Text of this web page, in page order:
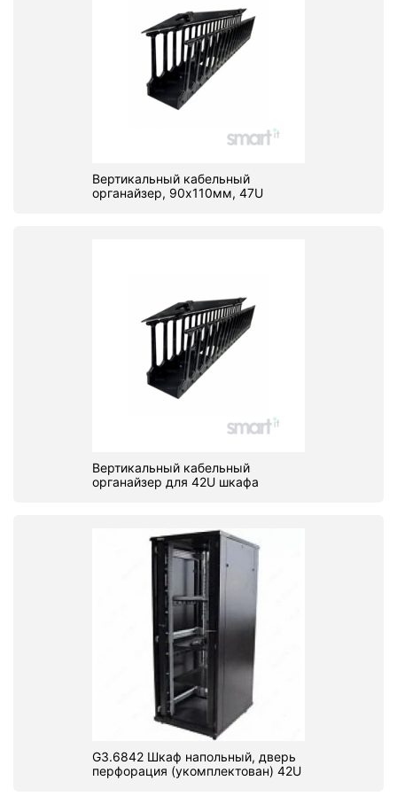
Вертикальный кабельный
органайзер, 90х110мм, 47U
Вертикальный кабельный
органайзер для 42U шкафа
G3.6842 Шкаф напольный, дверь
перфорация (укомплектован) 42U